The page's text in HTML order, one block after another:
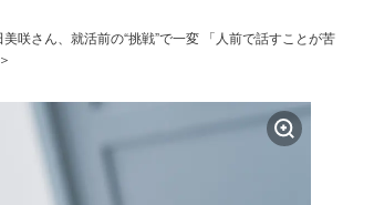
咲さん、就活前の“挑戦”で一変 「人前で話すことが苦